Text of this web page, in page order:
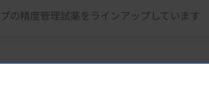
の精度管理試薬をラインアップしています